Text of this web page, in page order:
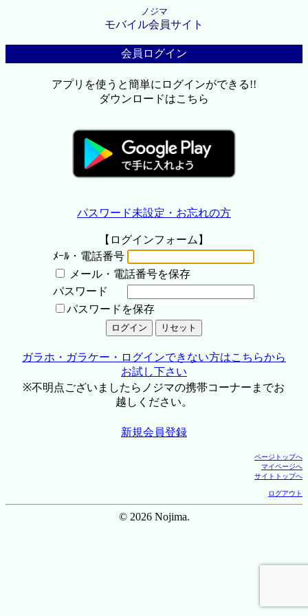
ノジマ
モバイル会員サイト
会員ログイン
アプリを使うと簡単にログインができる!!
ダウンロードはこちら
パスワード未設定・お忘れの方
【ログインフォーム】
ﾒｰﾙ・電話番号
メール・電話番号を保存
パスワード
パスワードを保存
ガラホ・ガラケー・ログインできない方はこちらから
お試し下さい
※不明点ございましたらノジマの携帯コーナーまでお
越しください。
新規会員登録
ページトップへ
マイページへ
サイトトップへ
ログアウト
© 2026 Nojima.